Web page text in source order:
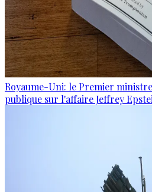
Royaume-Uni: le Premier
publique sur l'affaire Jeffrey